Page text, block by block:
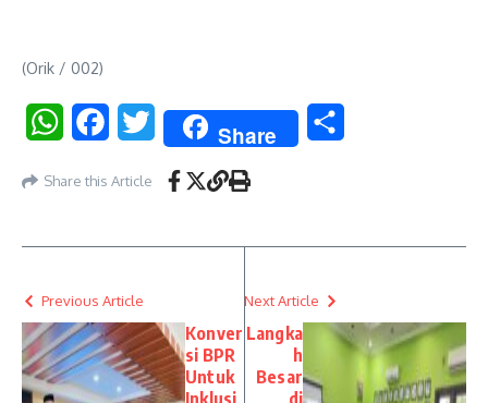
(Orik / 002)
WhatsAppFacebookTwitter Share
Share this Article
Previous Article
Konver
si BPR
Untuk
Next Article
Langka
h
Besar